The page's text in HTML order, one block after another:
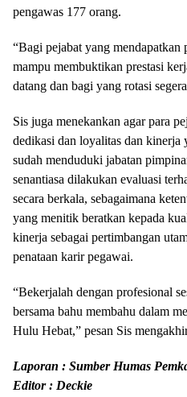
pengawas 177 orang.
“Bagi pejabat yang mendapatkan
mampu membuktikan prestasi
datang dan bagi yang rotasi
Sis juga menekankan agar para
dedikasi dan loyalitas dan kinerja
sudah menduduki jabatan
senantiasa dilakukan evaluasi
secara berkala, sebagaimana
yang menitik beratkan kepada
kinerja sebagai pertimbangan
penataan karir pegawai.
“Bekerjalah dengan profesional
bersama bahu membahu dalam
Hulu Hebat,” pesan Sis
Laporan : Sumber Humas
Editor : Deckie